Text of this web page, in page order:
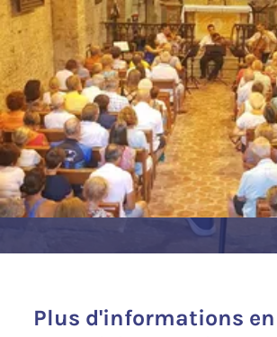
Plus d'informations